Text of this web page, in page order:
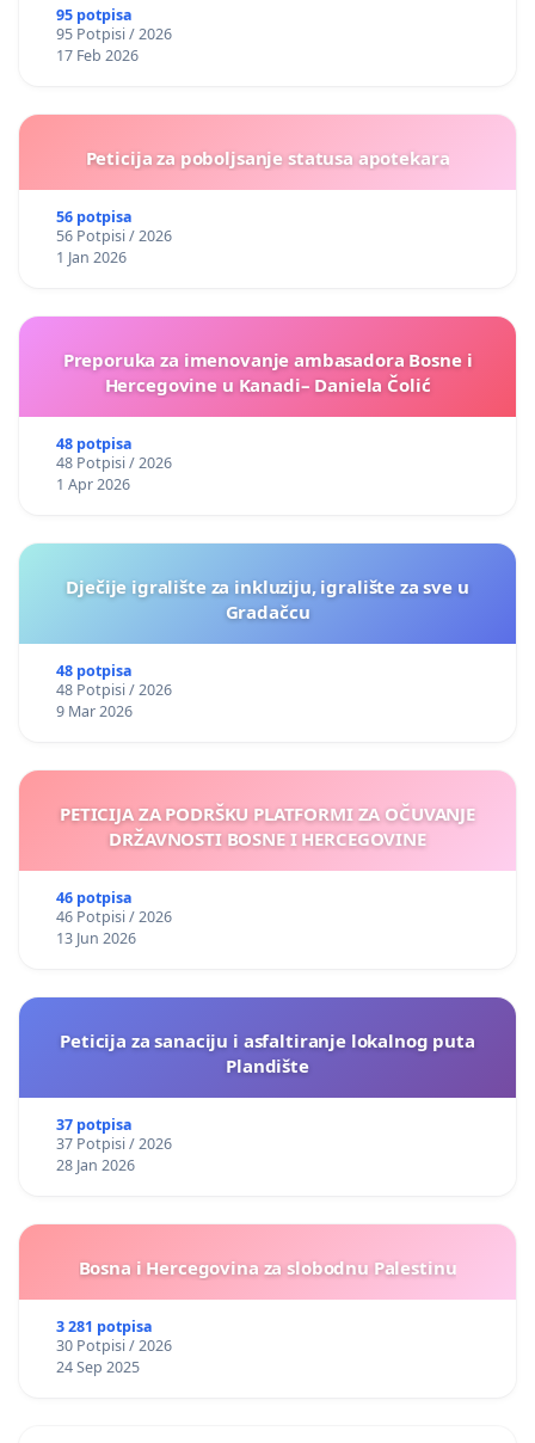
95 potpisa
95 Potpisi / 2026
17 Feb 2026
Peticija za poboljsanje statusa apotekara
56 potpisa
56 Potpisi / 2026
1 Jan 2026
Preporuka za imenovanje ambasadora Bosne i
Hercegovine u Kanadi– Daniela Čolić
48 potpisa
48 Potpisi / 2026
1 Apr 2026
Dječije igralište za inkluziju, igralište za sve u
Gradačcu
48 potpisa
48 Potpisi / 2026
9 Mar 2026
PETICIJA ZA PODRŠKU PLATFORMI ZA OČUVANJE
DRŽAVNOSTI BOSNE I HERCEGOVINE
46 potpisa
46 Potpisi / 2026
13 Jun 2026
Peticija za sanaciju i asfaltiranje lokalnog puta
Plandište
37 potpisa
37 Potpisi / 2026
28 Jan 2026
Bosna i Hercegovina za slobodnu Palestinu
3 281 potpisa
30 Potpisi / 2026
24 Sep 2025